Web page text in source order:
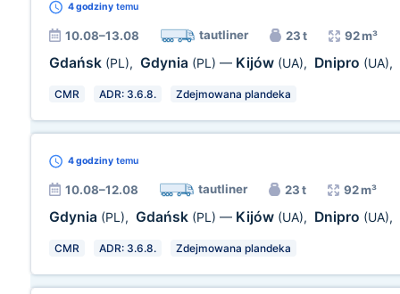
4 godziny temu
10.08–13.08 tautliner 23 t 92 m³
Gdańsk (PL), Gdynia (PL) — Kijów (UA), Dnipro (UA),
CMR ADR: 3.6.8. Zdejmowana plandeka
4 godziny temu
10.08–12.08 tautliner 23 t 92 m³
Gdynia (PL), Gdańsk (PL) — Kijów (UA), Dnipro (UA),
CMR ADR: 3.6.8. Zdejmowana plandeka